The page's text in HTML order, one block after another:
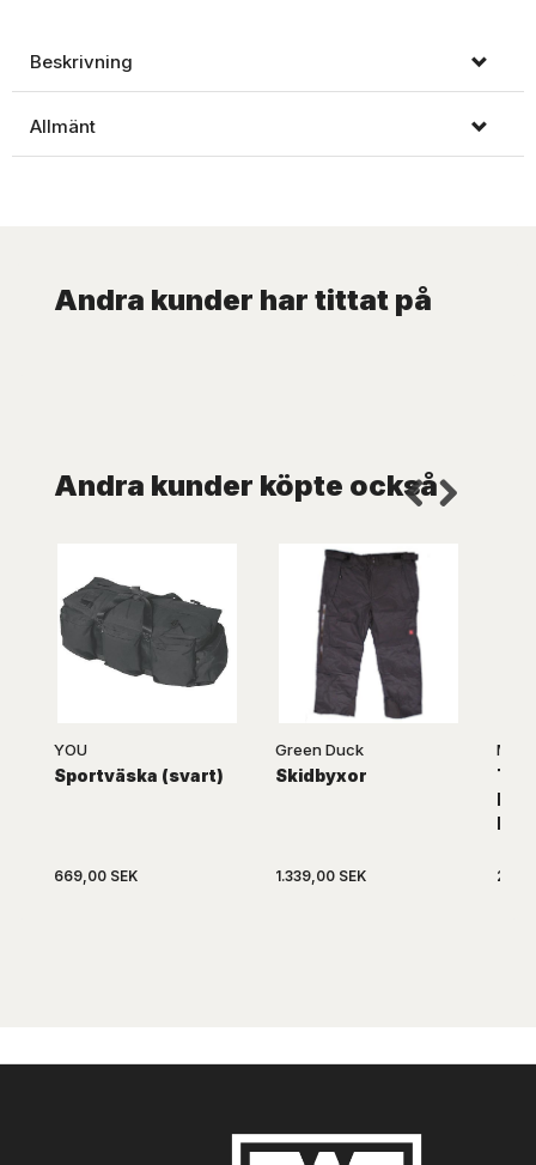
Beskrivning
Allmänt
Andra kunder har tittat på
Andra kunder köpte också
YOU
Sportväska (svart)
669,00 SEK
Green Duck
Skidbyxor
1.339,00 SEK